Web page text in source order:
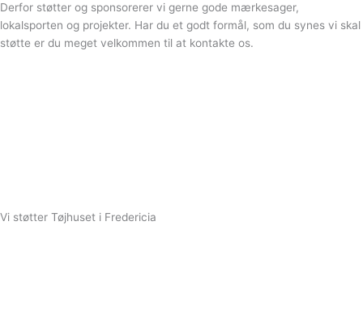
Derfor støtter og sponsorerer vi gerne gode mærkesager,
lokalsporten og projekter. Har du et godt formål, som du synes vi skal
støtte er du meget velkommen til at kontakte os.
Vi støtter Tøjhuset i Fredericia